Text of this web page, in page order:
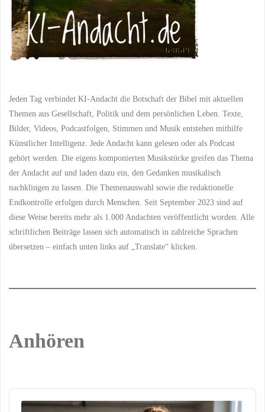
Jeden Tag verbindet KI-Andacht die Botschaft der Bibel mit aktuellen
Themen aus Gesellschaft, Politik und dem persönlichen Leben. Texte,
Bilder, Videos, Podcastfolgen, Stimmen und Musik entstehen mithilfe
Künstlicher Intelligenz. Jede Andacht kann gelesen oder als Podcast
gehört werden. Die eigens komponierten Musikstücke greifen das Thema
der Andacht auf und laden dazu ein, den Gedanken musikalisch
nachklingen zu lassen. Die Themenauswahl sowie die redaktionelle
Endkontrolle erfolgen durch Menschen. Seit September 2023 sind auf
diese Weise bereits mehr als 1.000 Andachten veröffentlicht worden. Alle
schriftlichen Beiträge lassen sich automatisch in zahlreiche Sprachen
übersetzen – einfach unten links auf „Translate“ klicken.
Anhören
Audio
Player